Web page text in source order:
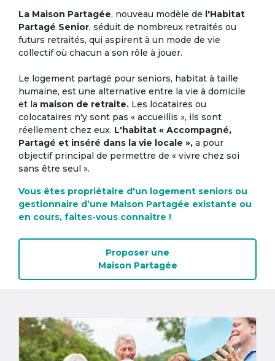
La Maison Partagée, nouveau modèle de l'Habitat
Partagé Senior, séduit de nombreux retraités ou
futurs retraités, qui aspirent à un mode de vie
collectif où chacun a son rôle à jouer.
Le logement partagé pour seniors, habitat à taille
humaine, est une alternative entre la vie à domicile
et la maison de retraite. Les locataires ou
colocataires n'y sont pas « accueillis », ils sont
réellement chez eux. L'habitat « Accompagné,
Partagé et inséré dans la vie locale », a pour
objectif principal de permettre de « vivre chez soi
sans être seul ».
Vous êtes propriétaire d'un logement seniors ou
gestionnaire d’une Maison Partagée existante ou
en cours, faites-vous connaître !
Proposer une
Maison Partagée